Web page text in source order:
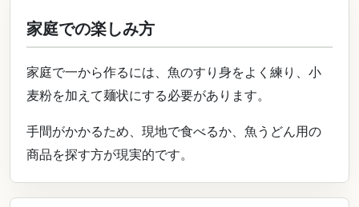
家庭での楽しみ方
家庭で一から作るには、魚のすり身をよく練り、小
麦粉を加えて麺状にする必要があります。
手間がかかるため、現地で食べるか、魚うどん用の
商品を探す方が現実的です。